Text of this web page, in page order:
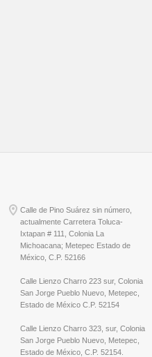
Calle de Pino Suárez sin número,
actualmente Carretera Toluca-
Ixtapan # 111, Colonia La
Michoacana; Metepec Estado de
México, C.P. 52166
Calle Lienzo Charro 223 sur, Colonia
San Jorge Pueblo Nuevo, Metepec,
Estado de México C.P. 52154
Calle Lienzo Charro 323, sur, Colonia
San Jorge Pueblo Nuevo, Metepec,
Estado de México, C.P. 52154.